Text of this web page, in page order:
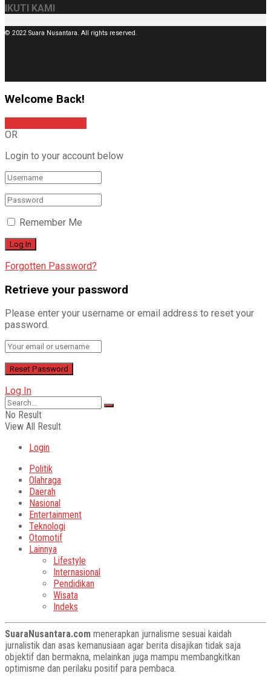
IKUTI KAMI
© 2022 Suara Nusantara. All rights reserved.
Welcome Back!
OR
Login to your account below
Remember Me
Forgotten Password?
Retrieve your password
Please enter your username or email address to reset your
password.
Log In
No Result
View All Result
Login
Politik
Olahraga
Daerah
Nasional
Entertainment
Teknologi
Otomotif
Lainnya
Lifestyle
Internasional
Pendidikan
Wisata
Indeks
SuaraNusantara.com menerapkan jurnalisme sesuai kaidah
jurnalistik dan asas kemanusiaan agar berita disajikan tidak saja
objektif dan bermakna, melainkan juga mampu membangkitkan
optimisme dan perilaku positif para pembaca.